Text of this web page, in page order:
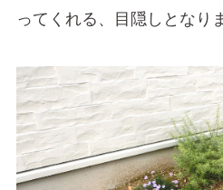
ってくれる、目隠しとなり